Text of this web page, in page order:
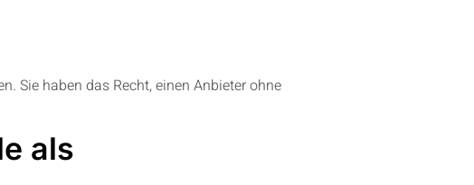
Sie haben das Recht, einen Anbieter ohne
als